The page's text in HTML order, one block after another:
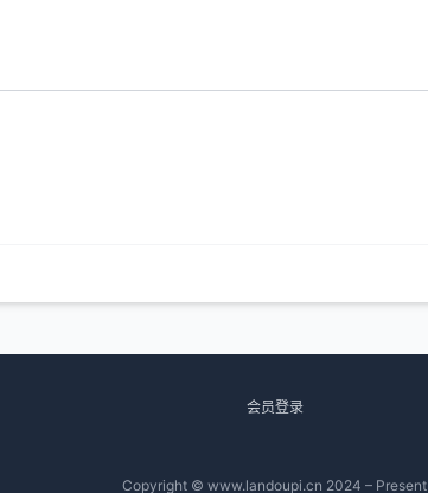
会员登录
Copyright © www.landoupi.cn 2024 – Present